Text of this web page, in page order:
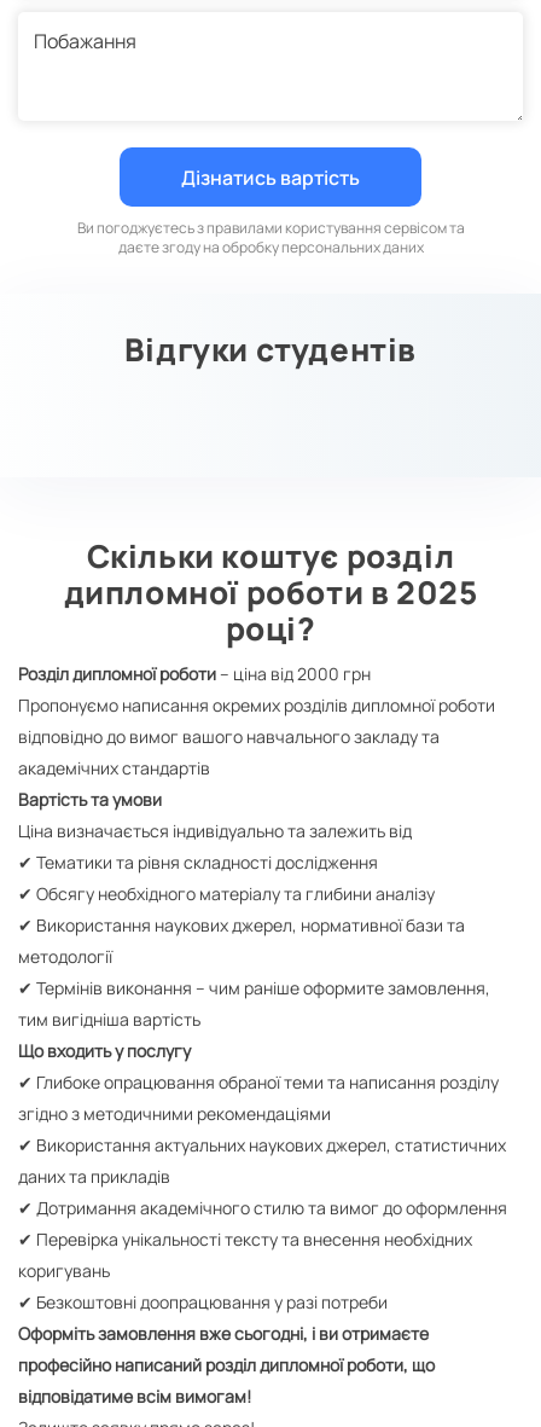
Ви погоджуєтесь з правилами користування сервісом та
даєте згоду на обробку персональних даних
Відгуки студентів
Скільки коштує розділ
дипломної роботи в 2025
році?
Розділ дипломної роботи– ціна від 2000 грн
Пропонуємо написання окремих розділів дипломної роботи
відповідно до вимог вашого навчального закладу та
академічних стандартів
Вартість та умови
Ціна визначається індивідуально та залежить від
✔ Тематики та рівня складності дослідження
✔ Обсягу необхідного матеріалу та глибини аналізу
✔ Використання наукових джерел, нормативної бази та
методології
✔ Термінів виконання – чим раніше оформите замовлення,
тим вигідніша вартість
Що входить у послугу
✔ Глибоке опрацювання обраної теми та написання розділу
згідно з методичними рекомендаціями
✔ Використання актуальних наукових джерел, статистичних
даних та прикладів
✔ Дотримання академічного стилю та вимог до оформлення
✔ Перевірка унікальності тексту та внесення необхідних
коригувань
✔ Безкоштовні доопрацювання у разі потреби
Оформіть замовлення вже сьогодні, і ви отримаєте
професійно написаний розділ дипломної роботи, що
відповідатиме всім вимогам!